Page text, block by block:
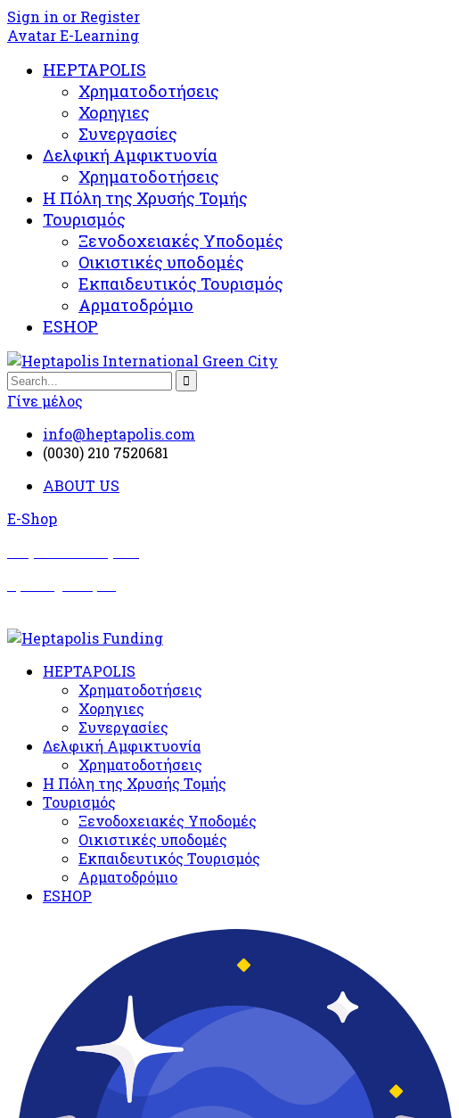
Sign in or Register
Avatar E-Learning
HEPTAPOLIS
Χρηματοδοτήσεις
Χορηγιες
Συνεργασίες
Δελφική Αμφικτυονία
Χρηματοδοτήσεις
Η Πόλη της Χρυσής Τομής
Τουρισμός
Ξενοδοχειακές Υποδομές​
Oικιστικές υποδομές
Εκπαιδευτικός Τουρισμός
Αρματοδρόμιο
ESHOP
Γίνε μέλος
info@heptapolis.com
(0030) 210 7520681
ABOUT US
E-Shop
HEPTAPOLIS
Χρηματοδοτήσεις
Χορηγιες
Συνεργασίες
Δελφική Αμφικτυονία
Χρηματοδοτήσεις
Η Πόλη της Χρυσής Τομής
Τουρισμός
Ξενοδοχειακές Υποδομές​
Oικιστικές υποδομές
Εκπαιδευτικός Τουρισμός
Αρματοδρόμιο
ESHOP